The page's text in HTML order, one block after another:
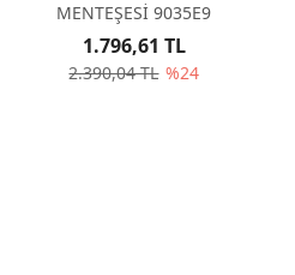
MENTEŞESİ 9035E9
2.390,04 TL %24
1.796,61 TL